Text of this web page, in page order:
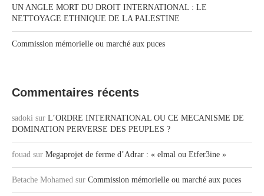
UN ANGLE MORT DU DROIT INTERNATIONAL : LE
NETTOYAGE ETHNIQUE DE LA PALESTINE
Commission mémorielle ou marché aux puces
Commentaires récents
sadoki sur L’ORDRE INTERNATIONAL OU CE MECANISME DE
DOMINATION PERVERSE DES PEUPLES ?
fouad sur Megaprojet de ferme d’Adrar : « elmal ou Etfer3ine »
Betache Mohamed sur Commission mémorielle ou marché aux puces